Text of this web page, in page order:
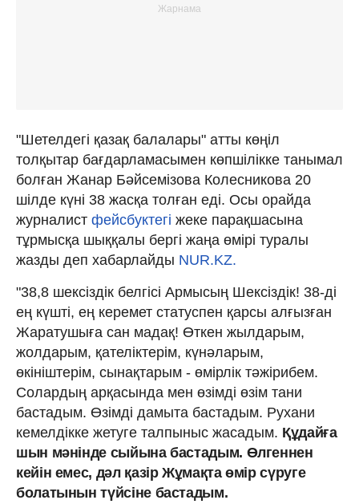
"Шетелдегі қазақ балалары" атты көңіл
толқытар бағдарламасымен көпшілікке танымал
болған Жанар Бәйсемізова Колесникова 20
шілде күні 38 жасқа толған еді. Осы орайда
журналист фейсбуктегі жеке парақшасына
тұрмысқа шыққалы бергі жаңа өмірі туралы
жазды деп хабарлайды NUR.KZ.
"38,8 шексіздік белгісі Армысың Шексіздік! 38-ді
ең күшті, ең керемет статуспен қарсы алғызған
Жаратушыға сан мадақ! Өткен жылдарым,
жолдарым, қателіктерім, күнәларым,
өкініштерім, сынақтарым - өмірлік тәжірибем.
Солардың арқасында мен өзімді өзім тани
бастадым. Өзімді дамыта бастадым. Рухани
кемелдікке жетуге талпыныс жасадым. Құдайға
шын мәнінде сыйына бастадым. Өлгеннен
кейін емес, дәл қазір Жұмақта өмір сүруге
болатынын түйсіне бастадым.